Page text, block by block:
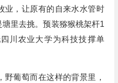
业，让原有的自来水水管时
里去挑。预装猕猴桃架杆1
川农业大学为科技技撑单
葡萄而在这样的背景里，